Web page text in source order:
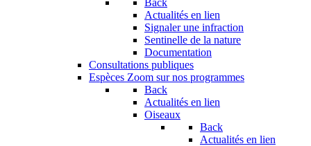
Back
Actualités en lien
Signaler une infraction
Sentinelle de la nature
Documentation
Consultations publiques
Espèces Zoom sur nos programmes
Back
Actualités en lien
Oiseaux
Back
Actualités en lien